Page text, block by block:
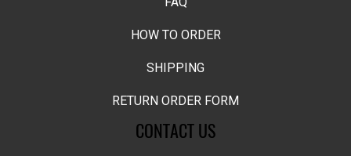
HOW TO ORDER
SHIPPING
RETURN ORDER FORM
CONTACT US